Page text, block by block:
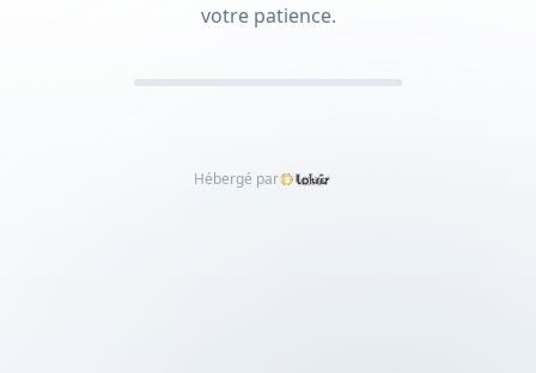
votre patience.
Hébergé par